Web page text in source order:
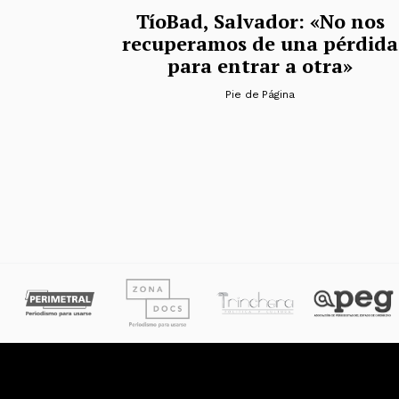
TíoBad, Salvador: «No nos
recuperamos de una pérdida
para entrar a otra»
Pie de Página